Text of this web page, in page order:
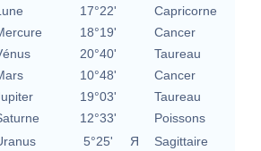
17°22'
Capricorne
18°19'
Cancer
20°40'
Taureau
10°48'
Cancer
19°03'
Taureau
12°33'
Poissons
5°25' Я
Sagittaire